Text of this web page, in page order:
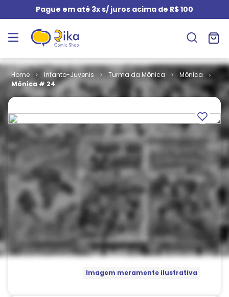
Pague em até 3x s/ juros acima de R$ 100
Infanto-Juvenis Turma da Mônica
Mônica
Mônica # 24
Imagem meramente ilustrativa